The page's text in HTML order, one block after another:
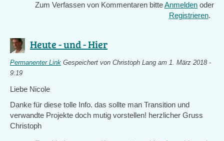
Zum Verfassen von Kommentaren bitteAnmelden oder
Registrieren.
Heute - und - Hier
Permanenter Link Gespeichert von Christoph Lang am 1. März 2018 -
9:19
Liebe Nicole
Danke für diese tolle Info. das sollte man Transition und
verwandte Projekte doch mutig vorstellen! herzlicher Gruss
Christoph